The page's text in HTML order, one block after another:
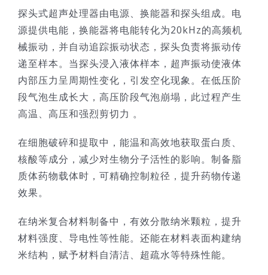
走进瀚翎
技术服务
公司新闻
探头式超声处理器由电源、换能器和探头组成。电
源提供电能，换能器将电能转化为20kHz的高频机
械振动，并自动追踪振动状态，探头负责将振动传
递至样本。当探头浸入液体样本，超声振动使液体
内部压力呈周期性变化，引发空化现象。在低压阶
段气泡生成长大，高压阶段气泡崩塌，此过程产生
高温、高压和强烈剪切力 。
在细胞破碎和提取中，能温和高效地获取蛋白质、
核酸等成分，减少对生物分子活性的影响。制备脂
质体药物载体时，可精确控制粒径，提升药物传递
效果。
在纳米复合材料制备中，有效分散纳米颗粒，提升
材料强度、导电性等性能。还能在材料表面构建纳
米结构，赋予材料自清洁、超疏水等特殊性能。